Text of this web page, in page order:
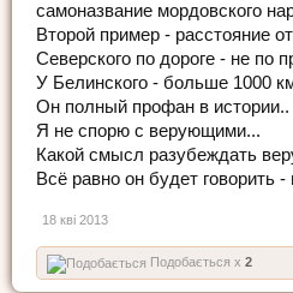
самоназвание мордовского
Второй пример - расстояние
Северского по дороге - не по
У Белинского - больше 1000
Он полный профан в истории..
Я не спорю с верующими...
Какой смысл разубеждать
Всё равно он будет говорить
18 кві 2013
Подобається x 2